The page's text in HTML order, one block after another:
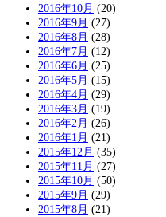
2016年10月 (20)
2016年9月 (27)
2016年8月 (28)
2016年7月 (12)
2016年6月 (25)
2016年5月 (15)
2016年4月 (29)
2016年3月 (19)
2016年2月 (26)
2016年1月 (21)
2015年12月 (35)
2015年11月 (27)
2015年10月 (50)
2015年9月 (29)
2015年8月 (21)